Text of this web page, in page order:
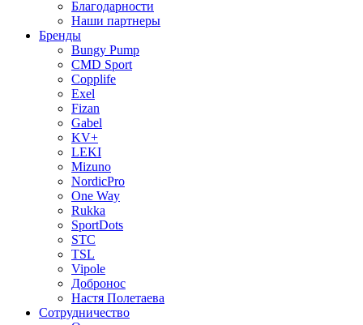
Благодарности
Наши партнеры
Бренды
Bungy Pump
CMD Sport
Copplife
Exel
Fizan
Gabel
KV+
LEKI
Mizuno
NordicPro
One Way
Rukka
SportDots
STC
TSL
Vipole
Добронос
Настя Полетаева
Сотрудничество